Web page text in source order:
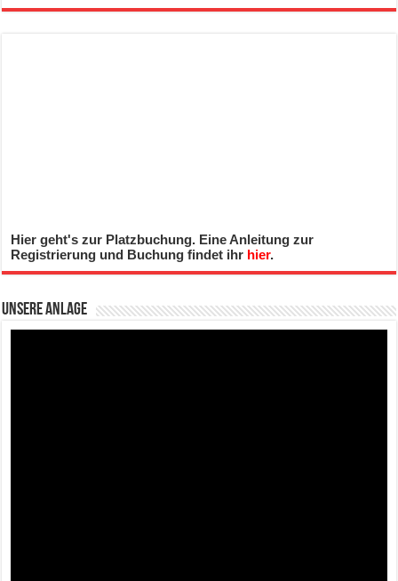
Hier geht's zur Platzbuchung. Eine Anleitung zur
Registrierung und Buchung findet ihr hier.
Unsere Anlage